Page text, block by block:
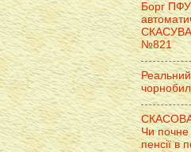
Борг ПФУ
№821
Реальний
Чи
пенсії в